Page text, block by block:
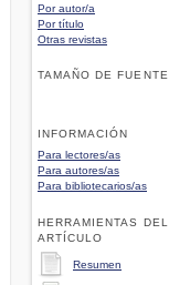
Por autor/a
Por título
Otras revistas
TAMAÑO DE FUENTE
INFORMACIÓN
Para lectores/as
Para autores/as
Para bibliotecarios/as
HERRAMIENTAS DEL
ARTÍCULO
Resumen